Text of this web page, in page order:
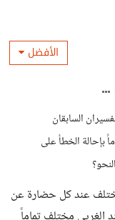
الأفضل
السابقان
بإحالة الخطأ على
تختلف عند كل حضارة عن